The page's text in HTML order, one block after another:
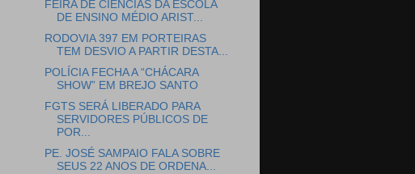
FEIRA DE CIÊNCIAS DA ESCOLA
DE ENSINO MÉDIO ARIST...
RODOVIA 397 EM PORTEIRAS
TEM DESVIO A PARTIR DESTA...
POLÍCIA FECHA A “CHÁCARA
SHOW” EM BREJO SANTO
FGTS SERÁ LIBERADO PARA
SERVIDORES PÚBLICOS DE
POR...
PE. JOSÉ SAMPAIO FALA SOBRE
SEUS 22 ANOS DE ORDENA...